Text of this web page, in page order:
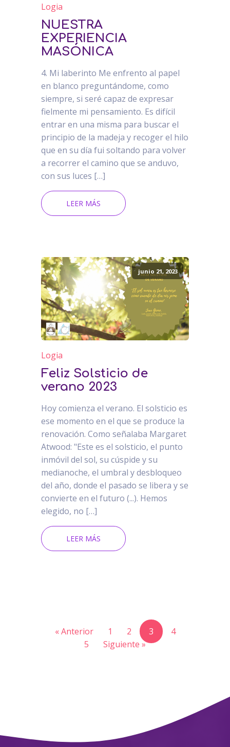
Logia
NUESTRA
EXPERIENCIA
MASÓNICA
4. Mi laberinto Me enfrento al papel
en blanco preguntándome, como
siempre, si seré capaz de expresar
fielmente mi pensamiento. Es difícil
entrar en una misma para buscar el
principio de la madeja y recoger el hilo
que en su día fui soltando para volver
a recorrer el camino que se anduvo,
con sus luces […]
LEER MÁS
junio 21, 2023
Logia
Feliz Solsticio de
verano 2023
Hoy comienza el verano. El solsticio es
ese momento en el que se produce la
renovación. Como señalaba Margaret
Atwood: "Este es el solsticio, el punto
inmóvil del sol, su cúspide y su
medianoche, el umbral y desbloqueo
del año, donde el pasado se libera y se
convierte en el futuro (...). Hemos
elegido, no […]
LEER MÁS
« Anterior 1 2 3
4
5
Siguiente »